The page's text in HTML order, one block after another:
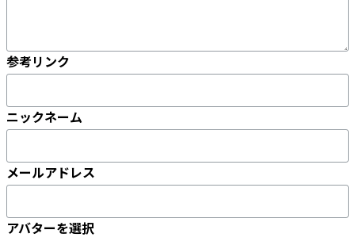
参考リンク
ニックネーム
メールアドレス
アバターを選択